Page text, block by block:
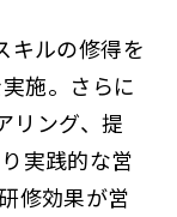
キルの修得を
施。さらに
リング、提
実践的な営
修効果が営